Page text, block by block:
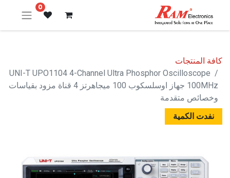
0
كافة المنتجات
UNI-T UPO1104 4-Channel Ultra Phosphor Oscilloscope
100MHz جهاز اوسلسكوب 100 ميجاهرتز 4 قناة مزود بقياسات
وخصائص متقدمة
نفدت الكمية